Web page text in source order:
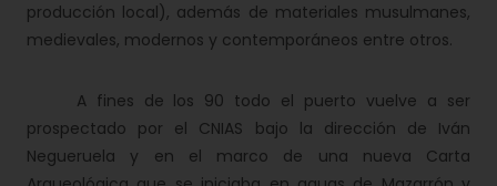
producción local), además de materiales musulmanes,
medievales, modernos y contemporáneos entre otros.
A fines de los 90 todo el puerto vuelve a ser
prospectado por el CNIAS bajo la dirección de Iván
Negueruela y en el marco de una nueva Carta